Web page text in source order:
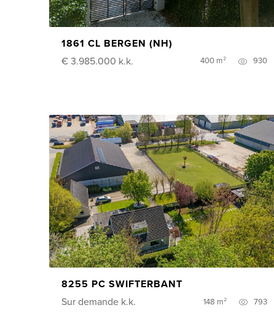
1861 CL BERGEN (NH)
€ 3.985.000 k.k. 400 m² 930
8255 PC SWIFTERBANT
Sur demande k.k. 148 m² 793